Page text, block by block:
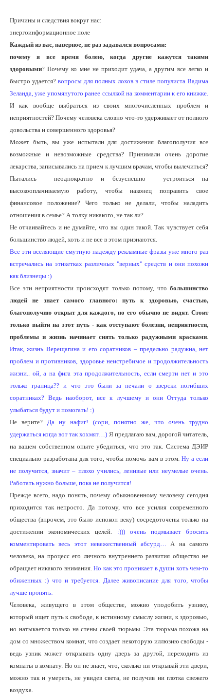
Причины и следствия вокруг нас:
энергоинформационное поле
Каждый из вас, наверное, не раз задавался вопросами:
почему я все время болею, когда другие кажутся такими
здоровыми? Почему ко мне не приходит удача, а другим все легко и
быстро удается? вопросы для полных лохов в стиле популиста Вадима
Зеланда, уже упомянутого ранее ссылкой на комментарии к его книжке.
И как вообще выбраться из своих многочисленных проблем и
неприятностей? Почему человека словно что-то удерживает от полного
довольства и совершенного здоровья?
Может быть, вы уже испытали для достижения благополучия все
возможные и невозможные средства? Принимали очень дорогие
лекарства, записывались на прием к лучшим врачам, чтобы вылечиться?
Пытались - неоднократно и безуспешно - устроиться на
высокооплачиваемую работу, чтобы наконец поправить свое
финансовое положение? Чего только не делали, чтобы наладить
отношения в семье? А толку никакого, не так ли?
Не отчаивайтесь и не думайте, что вы один такой. Так чувствует себя
большинство людей, хоть и не все в этом признаются.
Все эти вселяющие смутную надежду рекламные фразы уже много раз
встречались на этикетках различных "верных" средств и они похожи
как близнецы :)
Все эти неприятности происходят только потому, что большинство
людей не знает самого главного: путь к здоровью, счастью,
благополучию открыт для каждого, но его обычно не видят. Стоит
только выйти на этот путь - как отступают болезни, неприятности,
проблемы и жизнь начинает сиять только радужными красками.
Итак, жизнь Верещагина и его соратников – предельно радужна, нет
проблем и противников, здоровье неистребимое и продолжительность
жизни.. ой, а на фига эта продолжительность, если смерти нет и это
только граница?? и что это были за печали о зверски погибших
соратниках? Ведь наоборот, все к лучшему и они Оттуда только
улыбаться будут и помогать! :)
Не верите?Да ну нафиг! (сори, понятно же, что очень трудно
удержаться когда вот так хохмят…) Я предлагаю вам, дорогой читатель,
на вашем собственном опыте убедиться, что это так. Система ДЭИР
специально разработана для того, чтобы помочь вам в этом. Ну а если
не получится, значит – плохо учились, ленивые или неумелые очень.
Работать нужно больше, пока не получится!
Прежде всего, надо понять, почему обыкновенному человеку сегодня
приходится так непросто. Да потому, что все усилия современного
общества (впрочем, это было испокон веку) сосредоточены только на
достижении экономических целей. :))) очень подмывает бросить
комментировать весь этот невежественный абсурд…А на самого
человека, на процесс его личного внутреннего развития общество не
обращает никакого внимания.Но как это проникает в души хоть чем-то
обиженных :) что и требуется. Далее живописание для того, чтобы
лучше пронять:
Человека, живущего в этом обществе, можно уподобить узнику,
который ищет путь к свободе, к истинному смыслу жизни, к здоровью,
но натыкается только на стены своей тюрьмы. Эта тюрьма похожа на
дом со множеством комнат, что создает некоторую иллюзию свободы -
ведь узник может открывать одну дверь за другой, переходить из
комнаты в комнату. Но он не знает, что, сколько ни открывай эти двери,
можно так и умереть, не увидев света, не получив ни глотка свежего
воздуха.